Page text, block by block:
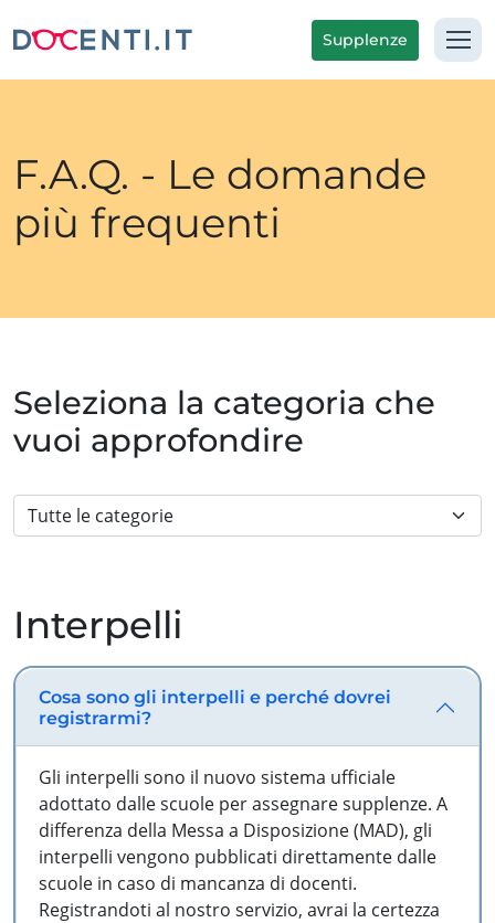
Supplenze
F.A.Q. - Le domande
più frequenti
Seleziona la categoria che
vuoi approfondire
Interpelli
Cosa sono gli interpelli e perché dovrei
registrarmi?
Gli interpelli sono il nuovo sistema ufficiale
adottato dalle scuole per assegnare supplenze. A
differenza della Messa a Disposizione (MAD), gli
interpelli vengono pubblicati direttamente dalle
scuole in caso di mancanza di docenti.
Registrandoti al nostro servizio, avrai la certezza